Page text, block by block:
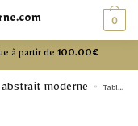
0
à partir de 100.00€
abstrait moderne » Tableau abstrait moderne: Œuvre contemporaine d’art non-figuratif